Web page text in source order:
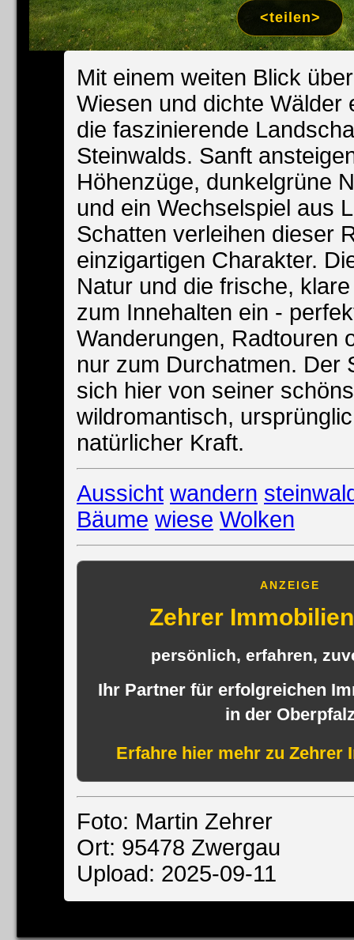
<teilen>
Mit einem weiten Blick
Wiesen und dichte Wälder
die faszinierende
Steinwalds. Sanft
Höhenzüge, dunkelgrüne
und ein Wechselspiel aus
Schatten verleihen dieser
einzigartigen Charakter.
Natur und die frische,
zum Innehalten ein -
Wanderungen, Radtouren
nur zum Durchatmen. Der
sich hier von seiner
wildromantisch,
natürlicher Kraft.
Aussicht wandern
Bäume wiese Wolken
ANZEIGE
Zehrer
persönlich, erfahren,
Ihr Partner für erfolgreichen
in der
Erfahre hier mehr zu Zehrer
Foto: Martin Zehrer
Ort: 95478 Zwergau
Upload: 2025-09-11